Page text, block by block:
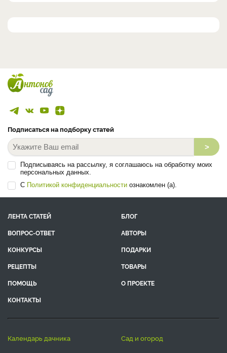
Подписаться на подборку статей
>
Подписываясь на рассылку, я соглашаюсь на обработку моих
персональных данных.
С Политикой конфиденциальности ознакомлен (а).
ЛЕНТА СТАТЕЙ
БЛОГ
ВОПРОС-ОТВЕТ
АВТОРЫ
КОНКУРСЫ
ПОДАРКИ
РЕЦЕПТЫ
ТОВАРЫ
ПОМОЩЬ
О ПРОЕКТЕ
КОНТАКТЫ
календарь дачника
сад и огород